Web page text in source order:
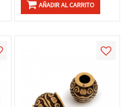
AÑADIR AL CARRITO